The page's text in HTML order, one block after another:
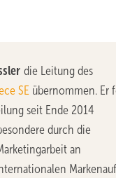
die Leitung des
SE übernommen. Er
seit Ende 2014
durch die
an